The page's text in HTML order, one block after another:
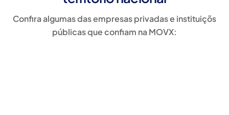
Confira algumas das empresas privadas e instituiçõs
públicas que confiam na MOVX: